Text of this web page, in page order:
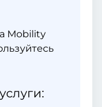
Mobility